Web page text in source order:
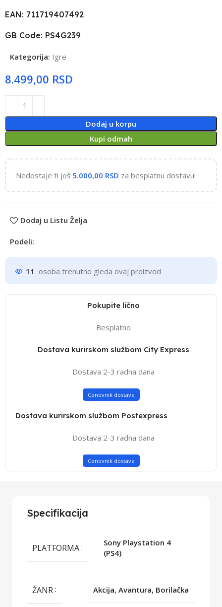
EAN: 711719407492
GB Code: PS4G239
Kategorija: Igre
RSD
Dodaj u korpu
Kupi odmah
Nedostaje ti još 5.000,00 RSD za besplatnu dostavu!
Dodaj u Listu Želja
Podeli:
11 osoba trenutno gleda ovaj proizvod
Pokupite lično
Besplatno
Dostava kurirskom službom City Express
Dostava 2-3 radna dana
Cenovnik dostave
Dostava kurirskom službom Postexpress
Dostava 2-3 radna dana
Cenovnik dostave
Specifikacija
PLATFORMA
Sony Playstation 4
(PS4)
ŽANR Akcija, Avantura, Borilačka